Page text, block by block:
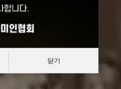
모델 선발대회
닫기